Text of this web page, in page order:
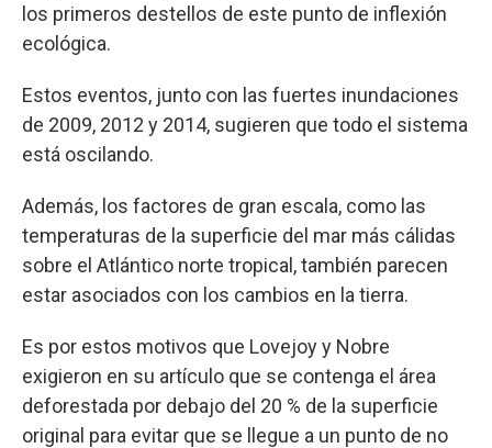
los primeros destellos de este punto de inflexión
ecológica.
Estos eventos, junto con las fuertes inundaciones
de 2009, 2012 y 2014, sugieren que todo el sistema
está oscilando.
Además, los factores de gran escala, como las
temperaturas de la superficie del mar más cálidas
sobre el Atlántico norte tropical, también parecen
estar asociados con los cambios en la tierra.
Es por estos motivos que Lovejoy y Nobre
exigieron en su artículo que se contenga el área
deforestada por debajo del 20 % de la superficie
original para evitar que se llegue a un punto de no